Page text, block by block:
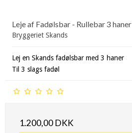
Leje af Fadølsbar - Rullebar 3 haner
Bryggeriet Skands
Lej en Skands fadølsbar med 3 haner
Til 3 slags fadøl
1.200,00 DKK